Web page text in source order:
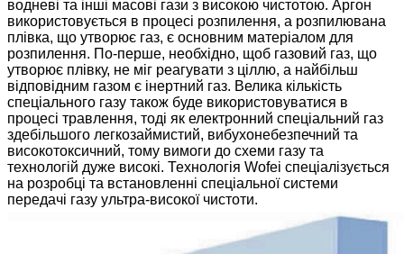
водневі та інші масові гази з високою чистотою. Аргон
використовується в процесі розпилення, а розпилювана
плівка, що утворює газ, є основним матеріалом для
розпилення. По-перше, необхідно, щоб газовий газ, що
утворює плівку, не міг реагувати з ціллю, а найбільш
відповідним газом є інертний газ. Велика кількість
спеціального газу також буде використовуватися в
процесі травлення, тоді як електронний спеціальний газ
здебільшого легкозаймистий, вибухонебезпечний та
високотоксичний, тому вимоги до схеми газу та
технологій дуже високі. Технологія Wofei спеціалізується
на розробці та встановленні спеціальної системи
передачі газу ультра-високої чистоти.